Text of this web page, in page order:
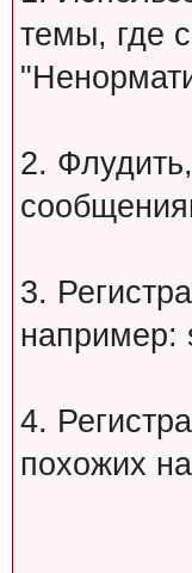
темы, где
2.
3.
например:
4.
похожих